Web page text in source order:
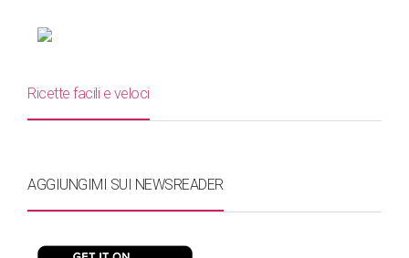
Ricette facili e veloci
AGGIUNGIMI SUI NEWSREADER